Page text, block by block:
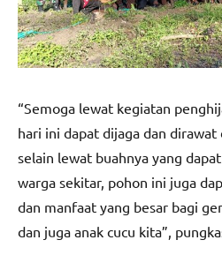
“Semoga lewat kegiatan
hari ini dapat dijaga dan dirawat
selain lewat buahnya yang
warga sekitar, pohon ini juga
dan manfaat yang besar bagi
dan juga anak cucu kita”,